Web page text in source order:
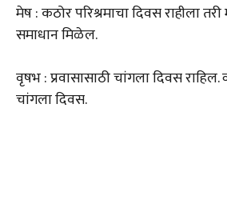
मेष : कठोर परिश्रमाचा दिवस राहीला
समाधान मिळेल.
वृषभ : प्रवासासाठी चांगला दिवस राहिल.
चांगला दिवस.